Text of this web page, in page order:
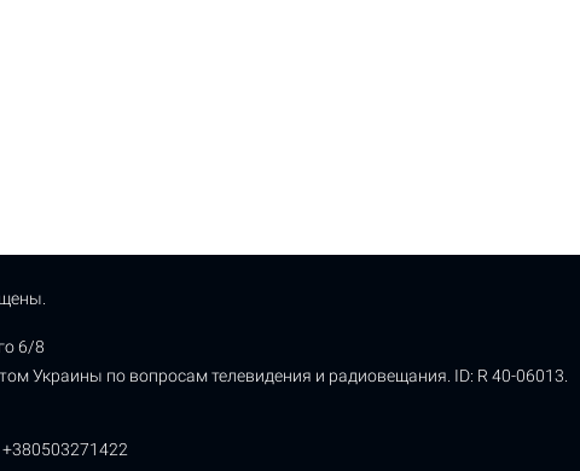
6/8
Украины по вопросам телевидения и радиовещания. ID: R 40-06013.
+380503271422